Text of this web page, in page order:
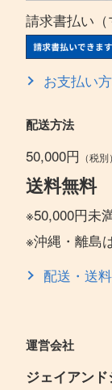
請求書払い（
お支払い
配送方法
50,000円 （税別）
送料無料
※50,000円未
※沖縄・離島
配送・送
運営会社
ジェイアン